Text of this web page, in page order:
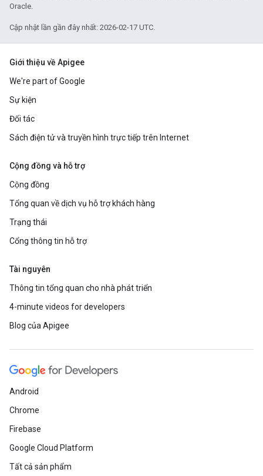
Oracle.
Cập nhật lần gần đây nhất: 2026-02-17 UTC.
Giới thiệu về Apigee
We're part of Google
Sự kiện
Đối tác
Sách điện tử và truyền hình trực tiếp trên Internet
Cộng đồng và hỗ trợ
Cộng đồng
Tổng quan về dịch vụ hỗ trợ khách hàng
Trạng thái
Cổng thông tin hỗ trợ
Tài nguyên
Thông tin tổng quan cho nhà phát triển
4-minute videos for developers
Blog của Apigee
Android
Chrome
Firebase
Google Cloud Platform
Tất cả sản phẩm